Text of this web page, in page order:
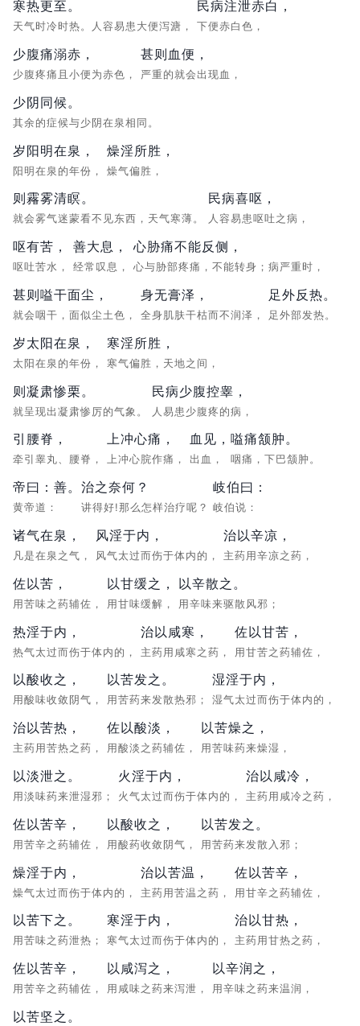
寒热更至。
天气时冷时热。人容易患大便泻溏，
民病注泄赤白，
下便赤白色，
少腹痛溺赤，
少腹疼痛且小便为赤色，
甚则血便，
严重的就会出现血，
少阴同候。
其余的症候与少阴在泉相同。
岁阳明在泉，
阳明在泉的年份，
燥淫所胜，
燥气偏胜，
则霿雾清瞑。
就会雾气迷蒙看不见东西，天气寒薄。
民病喜呕，
人容易患呕吐之病，
呕有苦，
呕吐苦水，
善大息，
经常叹息，
心胁痛不能反侧，
心与胁部疼痛，不能转身；病严重时，
甚则嗌干面尘，
就会咽干，面似尘土色，
身无膏泽，
全身肌肤干枯而不润泽，
足外反热。
足外部发热。
岁太阳在泉，
太阳在泉的年份，
寒淫所胜，
寒气偏胜，天地之间，
则凝肃惨栗。
就呈现出凝肃惨厉的气象。
民病少腹控睾，
人易患少腹疼的病，
引腰脊，
牵引睾丸、腰脊，
上冲心痛，
上冲心脘作痛，
血见，
出血，
嗌痛颔肿。
咽痛，下巴颔肿。
帝曰：善。
黄帝道：
治之奈何？
讲得好!那么怎样治疗呢？
岐伯曰：
岐伯说：
诸气在泉，
凡是在泉之气，
风淫于内，
风气太过而伤于体内的，
治以辛凉，
主药用辛凉之药，
佐以苦，
用苦味之药辅佐，
以甘缓之，
用甘味缓解，
以辛散之。
用辛味来驱散风邪；
热淫于内，
热气太过而伤于体内的，
治以咸寒，
主药用咸寒之药，
佐以甘苦，
用甘苦之药辅佐，
以酸收之，
用酸味收敛阴气，
以苦发之。
用苦药来发散热邪；
湿淫于内，
湿气太过而伤于体内的，
治以苦热，
主药用苦热之药，
佐以酸淡，
用酸淡之药辅佐，
以苦燥之，
用苦味药来燥湿，
以淡泄之。
用淡味药来泄湿邪；
火淫于内，
火气太过而伤于体内的，
治以咸冷，
主药用咸冷之药，
佐以苦辛，
用苦辛之药辅佐，
以酸收之，
用酸药收敛阴气，
以苦发之。
用苦药来发散入邪；
燥淫于内，
燥气太过而伤于体内的，
治以苦温，
主药用苦温之药，
佐以苦辛，
用甘辛之药辅佐，
以苦下之。
用苦味之药泄热；
寒淫于内，
寒气太过而伤于体内的，
治以甘热，
主药用甘热之药，
佐以苦辛，
用苦辛之药辅佐，
以咸泻之，
用咸味之药来泻泄，
以辛润之，
用辛味之药来温润，
以苦坚之。